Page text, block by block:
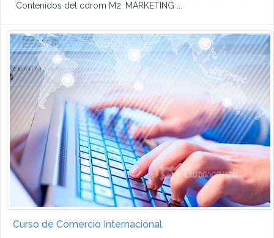
Contenidos del cdrom M2. MARKETING ...
Curso de Comercio Internacional